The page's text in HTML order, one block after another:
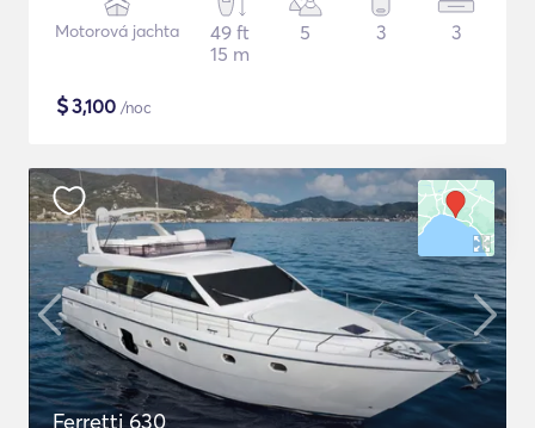
Motorová jachta
49 ft
15 m
5 3 3
$3,100 /noc
Ferretti 630